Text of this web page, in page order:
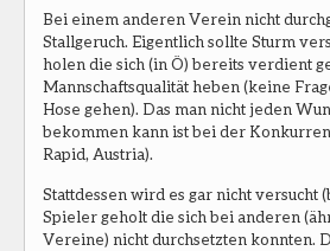
Bei einem anderen Verein nicht
Stallgeruch. Eigentlich sollte Sturm
holen die sich (in Ö) bereits verdient
Mannschaftsqualität heben (keine
Hose gehen). Das man nicht jeden
bekommen kann ist bei der
Rapid, Austria).
Stattdessen wird es gar nicht versucht
Spieler geholt die sich bei anderen
Vereine) nicht durchsetzten konnten.